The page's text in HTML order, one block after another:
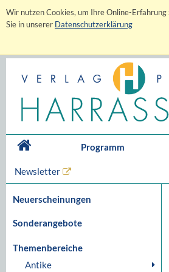
Wir nutzen Cookies, um Ihre Online-
Sie in unserer Datenschutzerklärung
Programm
Newsletter
Neuerscheinungen
Sonderangebote
Themenbereiche
Antike